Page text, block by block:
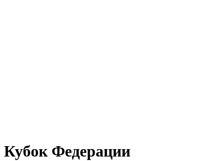
Кубок Федерации